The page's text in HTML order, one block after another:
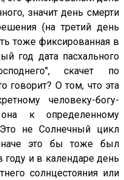
значит день смерти
(на третий день
тоже фиксированная в
год дата пасхального
скачет по
говорит? О том, что эта
человеку-богу-
к определенному
не Солнечный цикл
это бы тоже был
и в календаре день
солнцестояния или